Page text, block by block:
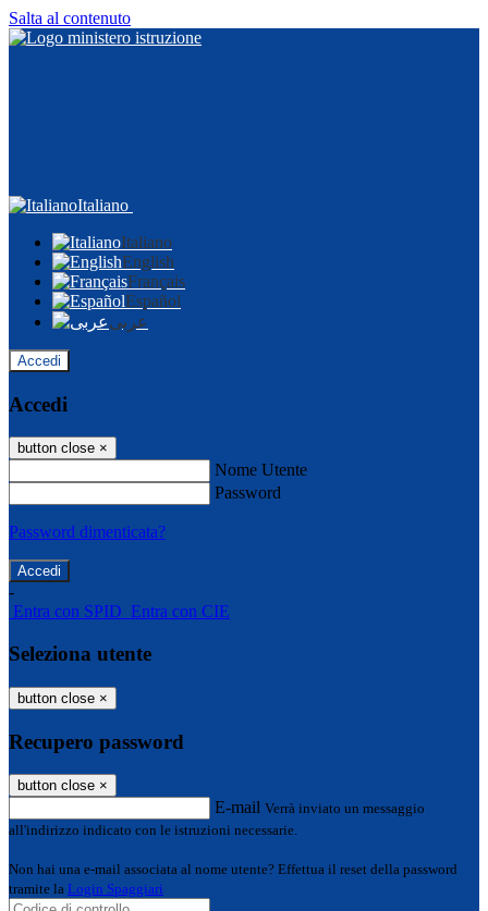
Salta al contenuto
Italiano
Italiano
English
Français
Español
عربى
Accedi
Accedi
button close ×
Nome Utente
Password
Password dimenticata?
-
Entra con SPID Entra con CIE
Seleziona utente
button close ×
Recupero password
button close ×
E-mail Verrà inviato un messaggio
all'indirizzo indicato con le istruzioni necessarie.
Non hai una e-mail associata al nome utente? Effettua il reset della password
tramite la Login Spaggiari